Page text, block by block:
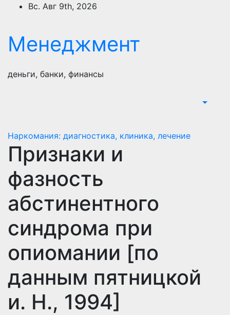
ПерейтиВс. Авг 9th, 2026
Менеджмент
деньги, банки, финансы
Наркомания: диагностика, клиника, лечение
Признаки и
фазность
абстинентного
синдрома при
опиомании [по
данным пятницкой
и. Н., 1994]